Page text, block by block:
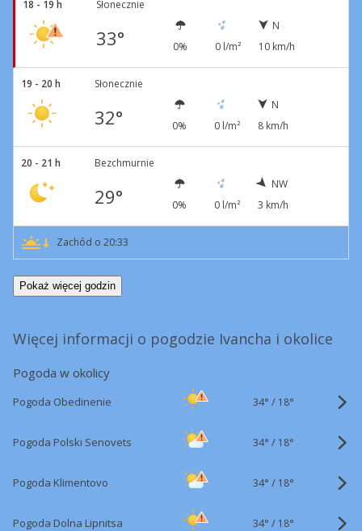
18 - 19 h Słonecznie
33° 0% 0 l/m²
N
10 km/h
19 - 20 h Słonecznie
32° 0% 0 l/m²
N
8 km/h
20 - 21 h Bezchmurnie
29° 0% 0 l/m²
NW
3 km/h
Zachód o 20:33
Pokaż więcej godzin
Więcej informacji o pogodzie Ivancha i okolice
Pogoda w okolicy
Pogoda Obedinenie 34° / 18°
Pogoda Polski Senovets 34° / 18°
Pogoda Klimentovo 34° / 18°
Pogoda Dolna Lipnitsa 34° / 18°